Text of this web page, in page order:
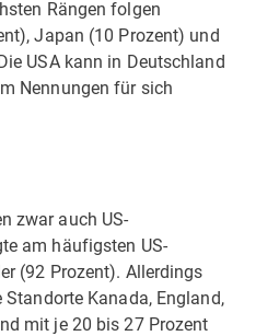
Rängen folgen
Japan (10 Prozent) und
USA kann in Deutschland
Nennungen für sich
zwar auch US-
am häufigsten US-
(92 Prozent). Allerdings
Kanada, England,
mit je 20 bis 27 Prozent